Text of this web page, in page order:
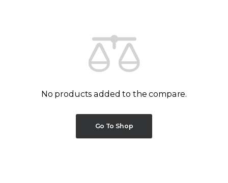
No products added to the compare.
Go To Shop